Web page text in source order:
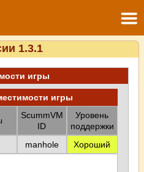
1.3.1
игры
игры
ScummVM
ID
Уровень
поддержки
manhole Хороший